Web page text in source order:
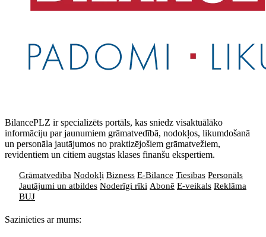
BilancePLZ ir specializēts portāls, kas sniedz visaktuālāko
informāciju par jaunumiem grāmatvedībā, nodokļos, likumdošanā
un personāla jautājumos no praktizējošiem grāmatvežiem,
revidentiem un citiem augstas klases finanšu ekspertiem.
Grāmatvedība Nodokļi Bizness E-Bilance Tiesības Personāls
Jautājumi un atbildes Noderīgi rīki Abonē E-veikals Reklāma
BUJ
Sazinieties ar mums: